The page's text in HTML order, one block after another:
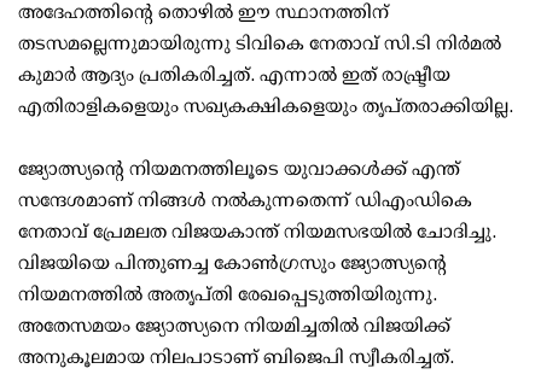
അദേഹത്തിന്റെ തൊഴില്‍ ഈ സ്ഥാനത്തിന്
തടസമല്ലെന്നുമായിരുന്നു ടിവികെ നേതാവ് സി.ടി നിര്‍മല്‍
കുമാര്‍ ആദ്യം പ്രതികരിച്ചത്. എന്നാല്‍ ഇത് രാഷ്ട്രീയ
എതിരാളികളെയും സഖ്യകക്ഷികളെയും തൃപ്തരാക്കിയില്ല.
ജ്യോത്സ്യന്റെ നിയമനത്തിലൂടെ യുവാക്കള്‍ക്ക് എന്ത്
സന്ദേശമാണ് നിങ്ങള്‍ നല്‍കുന്നതെന്ന് ഡിഎംഡികെ
നേതാവ് പ്രേമലത വിജയകാന്ത് നിയമസഭയില്‍ ചോദിച്ചു.
വിജയിയെ പിന്തുണച്ച കോണ്‍ഗ്രസും ജ്യോത്സ്യന്റെ
നിയമനത്തില്‍ അതൃപ്തി രേഖപ്പെടുത്തിയിരുന്നു.
അതേസമയം ജ്യോത്സ്യനെ നിയമിച്ചതില്‍ വിജയിക്ക്
അനുകൂലമായ നിലപാടാണ് ബിജെപി സ്വീകരിച്ചത്.